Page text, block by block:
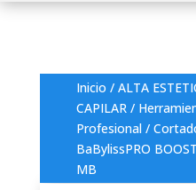
Inicio / ALTA
CAPILAR/
Profesional/
BaBylissPRO
MB